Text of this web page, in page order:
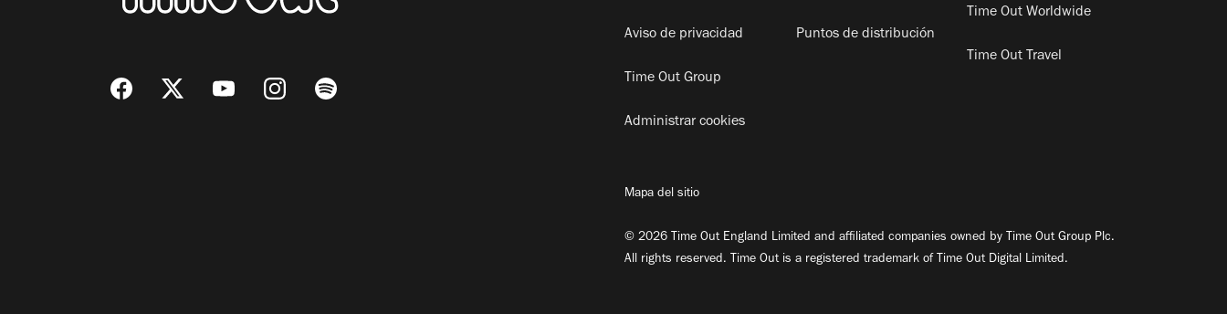
Aviso de privacidad
Time Out Group
Administrar cookies
Puntos de distribución
Time Out Worldwide
Time Out Travel
Mapa del sitio
© 2026 Time Out England Limited and affiliated companies owned by Time Out Group Plc.
All rights reserved. Time Out is a registered trademark of Time Out Digital Limited.